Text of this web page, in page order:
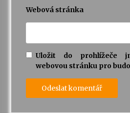
Webová stránka
Uložit do prohlížeče
webovou stránku pro